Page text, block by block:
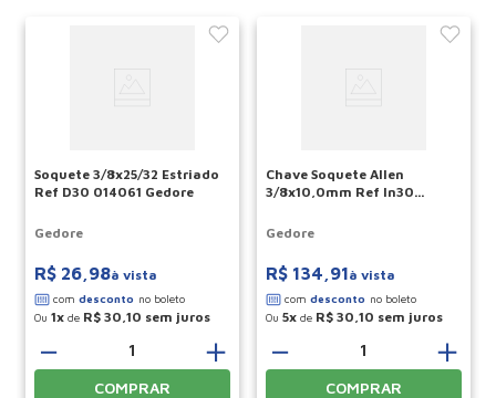
Soquete 3/8x25/32 Estriado
Ref D30 014061 Gedore
Gedore
R$ 26 98à vista
Ou 1 de R$ 30,10
＋
－
COMPRAR
Chave Soquete Allen
3/8x10,0mm Ref In30
Gedore
R$ 134 91à vista
Ou 5 de R$ 30,10
＋
－
COMPRAR